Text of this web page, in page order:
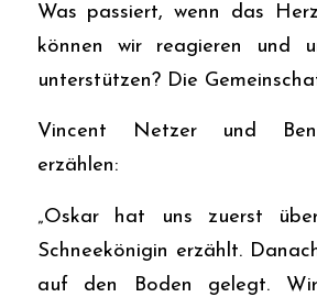
Was passiert, wenn das
können wir reagieren und
unterstützen? Die
Vincent Netzer und
erzählen:
„Oskar hat uns zuerst
Schneekönigin erzählt.
auf den Boden gelegt.